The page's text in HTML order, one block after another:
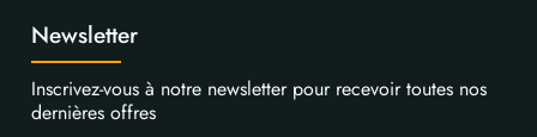
Newsletter
Inscrivez-vous à notre newsletter pour recevoir toutes nos
dernières offres